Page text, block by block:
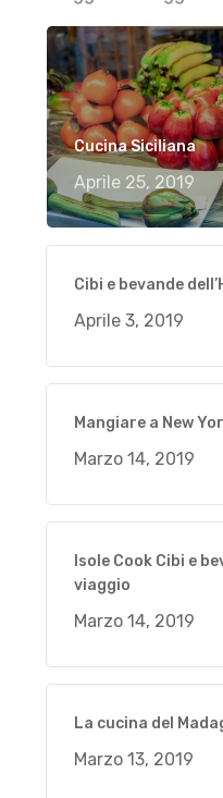
Cucina Siciliana
Aprile 25, 2019
Cibi e bevande
Aprile 3, 2019
Mangiare a New
Marzo 14, 2019
Isole Cook Cibi e
viaggio
Marzo 14, 2019
La cucina del
Marzo 13, 2019